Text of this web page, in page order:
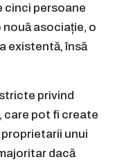
cinci persoane
asociație, o
existentă, însă
privind
care pot fi create
unui
dacă